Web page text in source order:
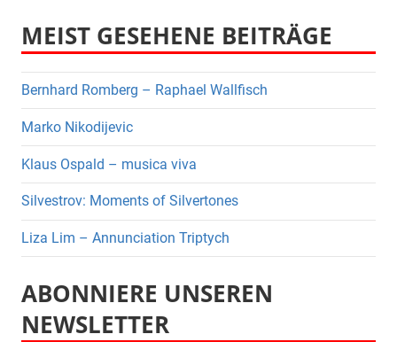
MEIST GESEHENE BEITRÄGE
Bernhard Romberg – Raphael Wallfisch
Marko Nikodijevic
Klaus Ospald – musica viva
Silvestrov: Moments of Silvertones
Liza Lim – Annunciation Triptych
ABONNIERE UNSEREN
NEWSLETTER